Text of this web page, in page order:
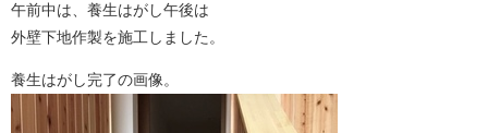
午前中は、養生はがし午後は
外壁下地作製を施工しました。
養生はがし完了の画像。